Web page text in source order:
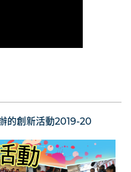
的創新活動2019-20